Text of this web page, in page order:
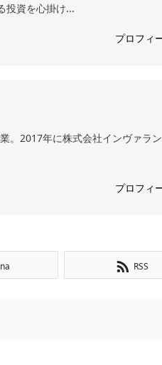
投資を心掛け...
プロフィ
。2017年に株式会社インヴァラ
プロフィ
RSS